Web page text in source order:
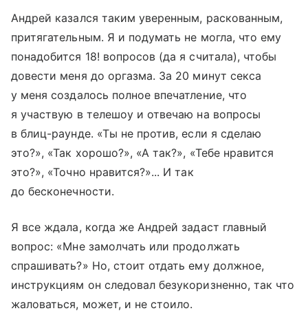
Андрей казался таким уверенным, раскованным,
притягательным. Я и подумать не могла, что ему
понадобится 18! вопросов (да я считала), чтобы
довести меня до оргазма. За 20 минут секса
у меня создалось полное впечатление, что
я участвую в телешоу и отвечаю на вопросы
в блиц-раунде. «Ты не против, если я сделаю
это?», «Так хорошо?», «А так?», «Тебе нравится
это?», «Точно нравится?»... И так
до бесконечности.
Я все ждала, когда же Андрей задаст главный
вопрос: «Мне замолчать или продолжать
спрашивать?» Но, стоит отдать ему должное,
инструкциям он следовал безукоризненно, так что
жаловаться, может, и не стоило.